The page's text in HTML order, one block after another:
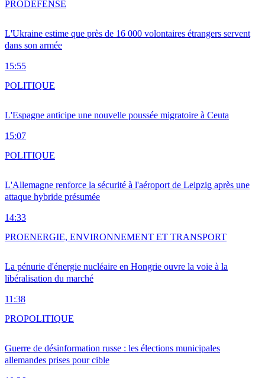
L'Ukraine estime que près de 16 000 volontaires étrangers servent
dans son armée
15:55
PRODÉFENSE
L'Espagne anticipe une nouvelle poussée migratoire à Ceuta
15:07
POLITIQUE
L'Allemagne renforce la sécurité à l'aéroport de Leipzig après une
attaque hybride présumée
14:33
POLITIQUE
La pénurie d'énergie nucléaire en Hongrie ouvre la voie à la
libéralisation du marché
11:38
PROENERGIE, ENVIRONNEMENT ET TRANSPORT
Guerre de désinformation russe : les élections municipales
allemandes prises pour cible
PROPOLITIQUE